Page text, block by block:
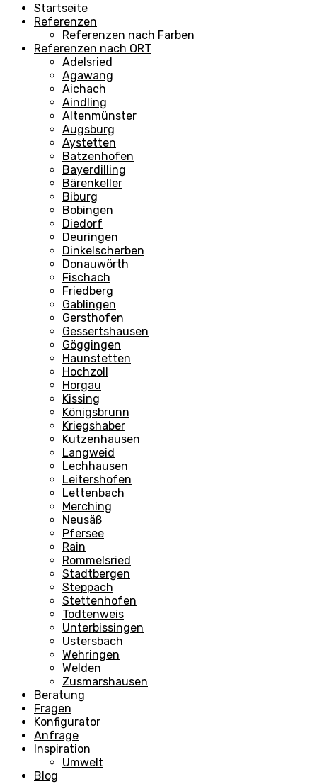
Startseite
Referenzen
Referenzen nach Farben
Referenzen nach ORT
Adelsried
Agawang
Aichach
Aindling
Altenmünster
Augsburg
Aystetten
Batzenhofen
Bayerdilling
Bärenkeller
Biburg
Bobingen
Diedorf
Deuringen
Dinkelscherben
Donauwörth
Fischach
Friedberg
Gablingen
Gersthofen
Gessertshausen
Göggingen
Haunstetten
Hochzoll
Horgau
Kissing
Königsbrunn
Kriegshaber
Kutzenhausen
Langweid
Lechhausen
Leitershofen
Lettenbach
Merching
Neusäß
Pfersee
Rain
Rommelsried
Stadtbergen
Steppach
Stettenhofen
Todtenweis
Unterbissingen
Ustersbach
Wehringen
Welden
Zusmarshausen
Beratung
Fragen
Konfigurator
Anfrage
Inspiration
Umwelt
Blog